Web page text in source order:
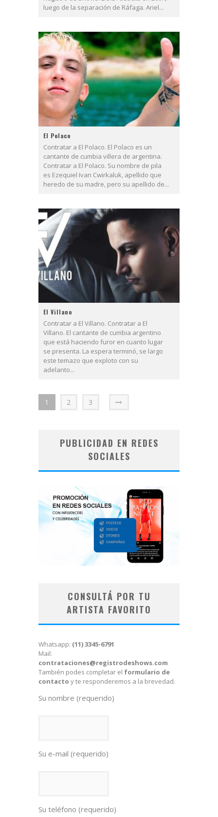
luego de la separación de Ráfaga. Ariel...
El Polaco
Contratar a El Polaco. El Polaco es un
cantante de cumbia villera de argentina.
Contratar a El Polaco. Su nombre de pila
es Ezequiel Ivan Cwirkaluk, apellido que
heredo de su madre, pero su apellido de...
El Villano
Contratar a El Villano. Contratar a El
Villano. El cantante de cumbia argentino
que está haciendo furor en cuanto lugar
se presenta. La espera terminó, se largo
este temazo que exploto con su
adelanto...
1 2 3
PUBLICIDAD EN REDES
SOCIALES
CONSULTÁ POR TU
ARTISTA FAVORITO
Whatsapp: (11) 3345-6791
Mail:
contrataciones@registrodeshows.com
También podes completar el formulario de
contacto y te responderemos a la brevedad.
Su nombre (requerido)
Su e-mail (requerido)
Su teléfono (requerido)